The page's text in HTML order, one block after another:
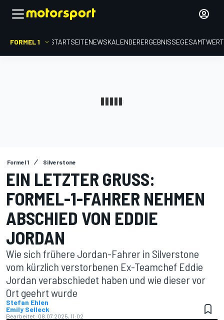
FORMEL 1 STARTSEITENEWSKALENDERERGEBNISSE
Formel 1 Silverstone
EIN LETZTER GRUSS: F
ORMEL-1-FAHRER NEHMEN A
BSCHIED VON EDDIE J
ORDAN
Wie sich frühere Jordan-Fahrer in Silverstone
vom kürzlich verstorbenen Ex-Teamchef Eddie
Jordan verabschiedet haben und wie dieser vor
Ort geehrt wurde
Stefan Ehlen
Emily Selleck
Bearbeitet: 08.07.2025, 11:02